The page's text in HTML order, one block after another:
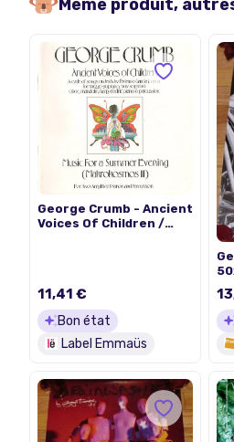
Même produit,
George Crumb - Ancient
Voices Of Children /
11,41 €
Bon état
Label Emmaüs